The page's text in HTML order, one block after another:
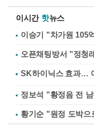
이시간 핫뉴스
이승기 "차가원 105
정보석 "황정음 전
황기순 "원정 도박으